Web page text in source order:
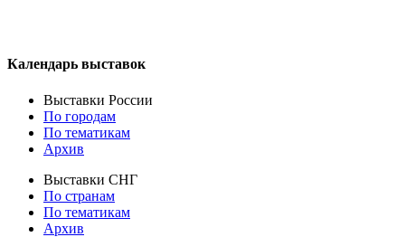
Календарь выставок
Выставки России
По городам
По тематикам
Архив
Выставки СНГ
По странам
По тематикам
Архив